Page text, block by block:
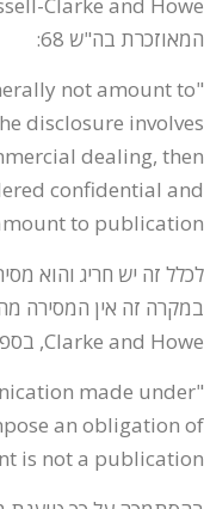
המאוזכרת בה"ש 68:
not amount to
disclosure involves
dealing, then
confidential and
to publication."
לכלל זה יש חריג והוא
Clarke and Howe, בספרם לעיל, בעמ´ 119:
made under
an obligation of
is not a publication".